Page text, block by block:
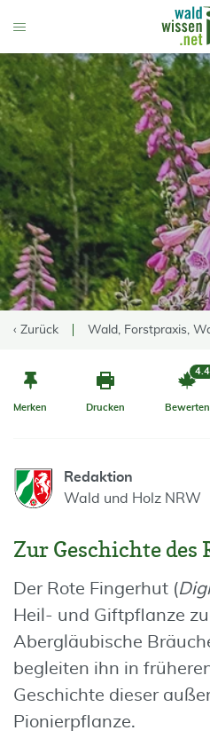
Toggle Menu
‹ Zurück Wald, Forstpraxis,
Merken Drucken Bewerten
4.4
Redaktion
Wald und Holz NRW
Zur Geschichte des
Der Rote Fingerhut (
Heil- und Giftpflanze
Abergläubische
begleiten ihn in
Geschichte dieser
Pionierpflanze.